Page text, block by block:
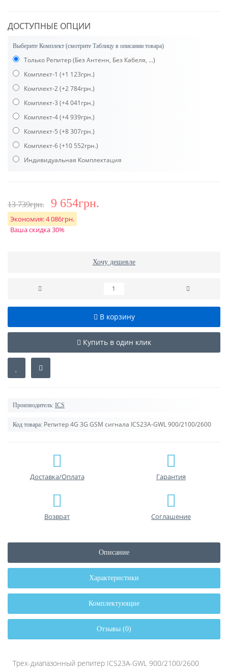
ДОСТУПНЫЕ ОПЦИИ
Выберите Комплект (смотрите Таблицу в описании товара)
Только Репитер (Без Антенн, Без Кабеля, ...)
Комплект-1 (+1 123грн.)
Комплект-2(+2 784грн.)
Комплект-3 (+4 041грн.)
Комплект-4(+4 939грн.)
Комплект-5 (+8 307грн.)
Комплект-6(+10 552грн.)
Индивидуальная Комплектация
13 739грн. 9 654грн.
Экономия:4 086грн.
Ваша скидка 30%
Хочу дешевле
В корзину
Купить в один клик
Производитель: ICS
Код товара: Репитер 4G 3G GSM сигнала ICS23A-GWL 900/2100/2600
Доставка/Оплата Гарантия
Возврат Соглашение
Описание
Характеристики
Комплектующие
Отзывы (0)
Трех-диапазонный репитер ICS23A-GWL 900/2100/2600